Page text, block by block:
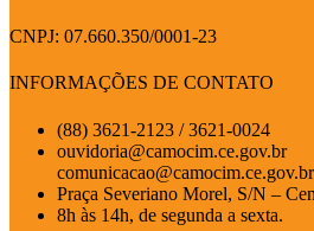
CNPJ: 07.660.350/0001-23
INFORMAÇÕES DE CONTATO
(88) 3621-2123 / 3621-0024
ouvidoria@camocim.ce.gov.br
comunicacao@camocim.ce.gov.br
Praça Severiano Morel, S/N –
8h às 14h, de segunda a sexta.